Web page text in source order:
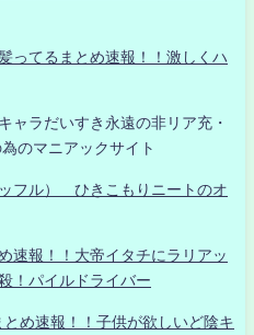
ってるまとめ速報！！激しくハ
ャラだいすき永遠の非リア充・
のマニアックサイト
フル） ひきこもりニートのオ
速報！！大帝イタチにラリアッ
！パイルドライバー
め速報！！子供が欲しいど陰キ